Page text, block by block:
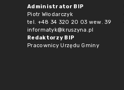
Administrator BIP
Piotr Włodarczyk
tel. +48 34 320 20 03 wew. 39
informatyk@kruszyna.pl
Redaktorzy BIP
Pracownicy Urzędu Gminy